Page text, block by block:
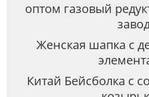
оптом газовый
Женская шапка с
Китай Бейсболка с